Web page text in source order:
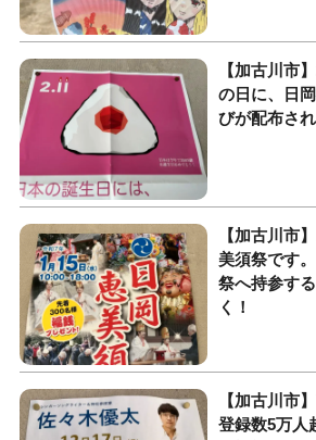
【加古川市
の日に、日
びが配布され
【加古川市
美須祭です
祭へ持参す
く！
【加古川市
登録数5万人